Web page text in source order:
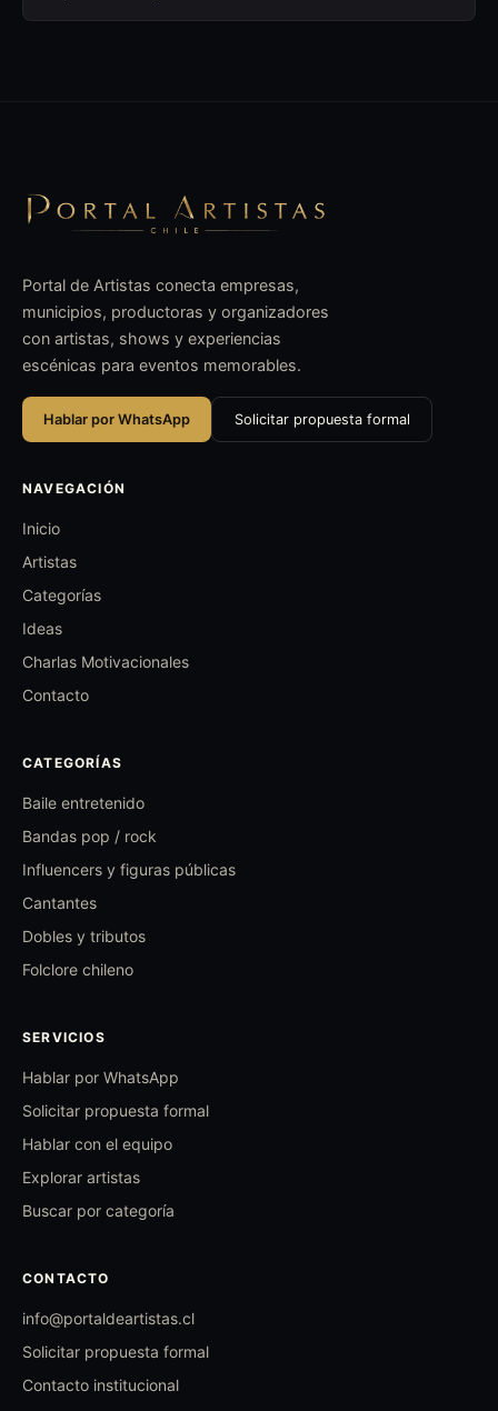
Portal de Artistas conecta empresas,
municipios, productoras y organizadores
con artistas, shows y experiencias
escénicas para eventos memorables.
Hablar por WhatsApp Solicitar propuesta formal
NAVEGACIÓN
Inicio
Artistas
Categorías
Ideas
Charlas Motivacionales
Contacto
CATEGORÍAS
Baile entretenido
Bandas pop / rock
Influencers y figuras públicas
Cantantes
Dobles y tributos
Folclore chileno
SERVICIOS
Hablar por WhatsApp
Solicitar propuesta formal
Hablar con el equipo
Explorar artistas
Buscar por categoría
CONTACTO
info@portaldeartistas.cl
Solicitar propuesta formal
Contacto institucional